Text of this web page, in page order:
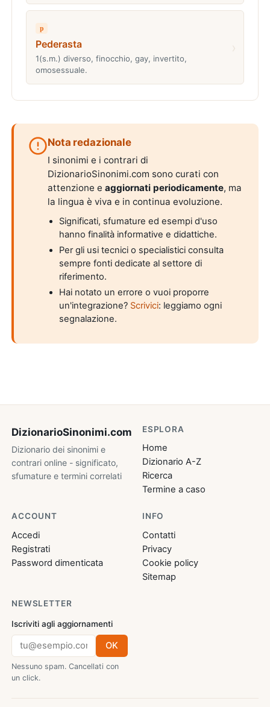
p
Pederasta
1(s.m.) diverso, finocchio, gay, invertito,
omosessuale.
Nota redazionale
I sinonimi e i contrari di
DizionarioSinonimi.com sono curati con
attenzione eaggiornati periodicamente, ma
la lingua è viva e in continua evoluzione.
Significati, sfumature ed esempi d'uso
hanno finalità informative e didattiche.
Per gli usi tecnici o specialistici consulta
sempre fonti dedicate al settore di
riferimento.
Hai notato un errore o vuoi proporre
un'integrazione? Scrivici: leggiamo ogni
segnalazione.
DizionarioSinonimi.com
Dizionario dei sinonimi e
contrari online - significato,
sfumature e termini correlati
ESPLORA
Home
Dizionario A-Z
Ricerca
Termine a caso
ACCOUNT
Accedi
Registrati
Password dimenticata
INFO
Contatti
Privacy
Cookie policy
Sitemap
NEWSLETTER
Iscriviti agli aggiornamenti
OK
Nessuno spam. Cancellati con
un click.